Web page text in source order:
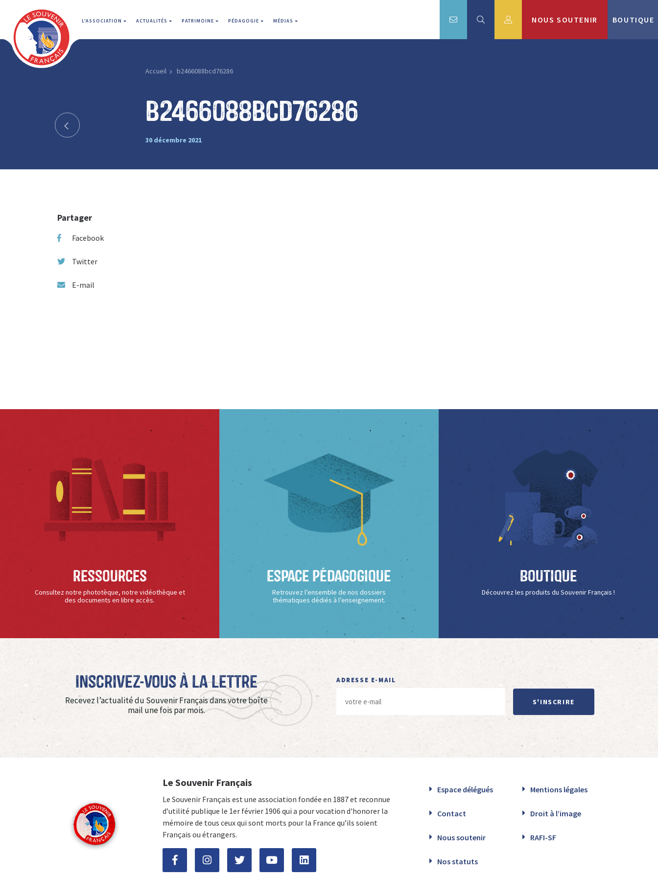
L'ASSOCIATION ACTUALITÉS PATRIMOINE PÉDAGOGIE MÉDIAS NOUS SOUTENIR BOUTIQUE
Accueil b2466088bcd76286
b2466088bcd76286
30 décembre 2021
Partager
Facebook
Twitter
E-mail
Ressources
Consultez notre phototèque, notre vidéothèque et
des documents en libre accès.
Espace Pédagogique
Retrouvez l’ensemble de nos dossiers
thématiques dédiés à l’enseignement.
Boutique
Découvrez les produits du Souvenir Français !
Inscrivez-vous à La Lettre
Recevez l’actualité du Souvenir Français dans votre boîte
mail une fois par mois.
ADRESSE E-MAIL
S'INSCRIRE
Le Souvenir Français
Le Souvenir Français est une association fondée en 1887 et reconnue
d’utilité publique le 1er février 1906 qui a pour vocation d'honorer la
mémoire de tous ceux qui sont morts pour la France qu’ils soient
Français ou étrangers.
Espace délégués Mentions légales
Contact Droit à l’image
Nous soutenir RAFI-SF
Nos statuts